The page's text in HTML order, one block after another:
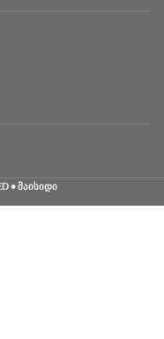
• მაისიდი